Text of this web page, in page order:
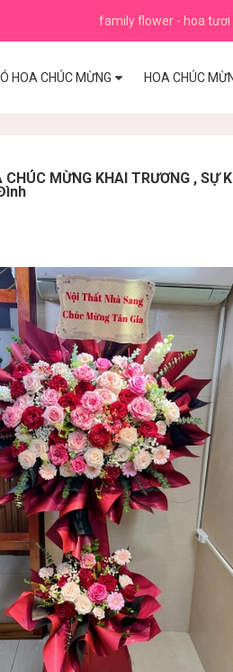
family flower - hoa tươi
HOA CHÚC MỪNG HOA CHÚC
CHÚC MỪNG KHAI TRƯƠNG , SỰ